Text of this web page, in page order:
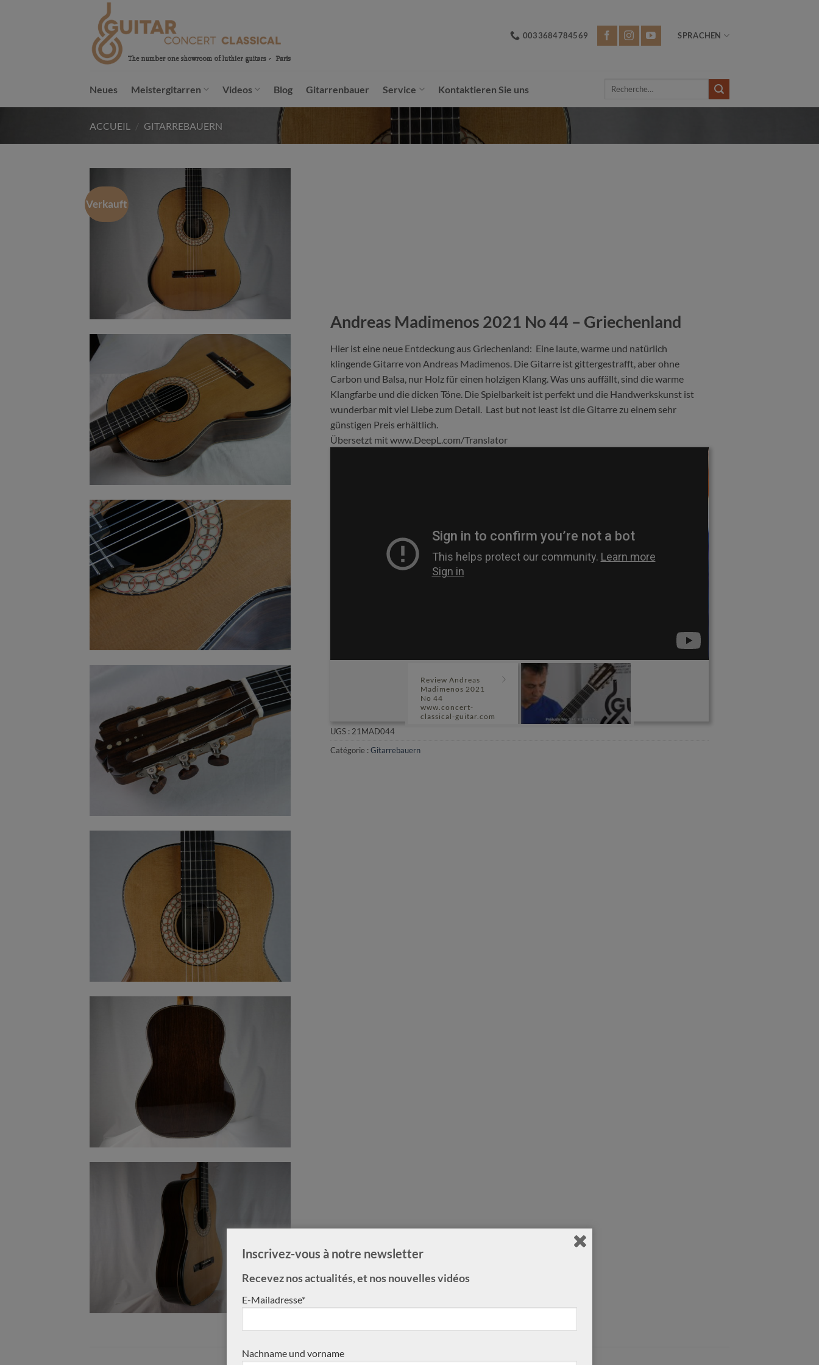
0033684784569 SPRACHEN
Neues Meistergitarren Videos Blog Gitarrenbauer Service Kontaktieren Sie uns
Recherche
ACCUEIL / GITARREBAUERN
Verkauft
Andreas Madimenos 2021 No 44 – Griechenland
Hier ist eine neue Entdeckung aus Griechenland: Eine laute, warme und natürlich
klingende Gitarre von Andreas Madimenos. Die Gitarre ist gittergestrafft, aber ohne
Carbon und Balsa, nur Holz für einen holzigen Klang. Was uns auffällt, sind die warme
Klangfarbe und die dicken Töne. Die Spielbarkeit ist perfekt und die Handwerkskunst ist
wunderbar mit viel Liebe zum Detail. Last but not least ist die Gitarre zu einem sehr
günstigen Preis erhältlich.
Übersetzt mit www.DeepL.com/Translator
Review Andreas
Madimenos 2021
No 44
www.concert-
classical-guitar.com
UGS : 21MAD044
Catégorie :Gitarrebauern
Inscrivez-vous à notre newsletter
Recevez nos actualités, et nos nouvelles vidéos
E-Mailadresse*
Nachname und vorname